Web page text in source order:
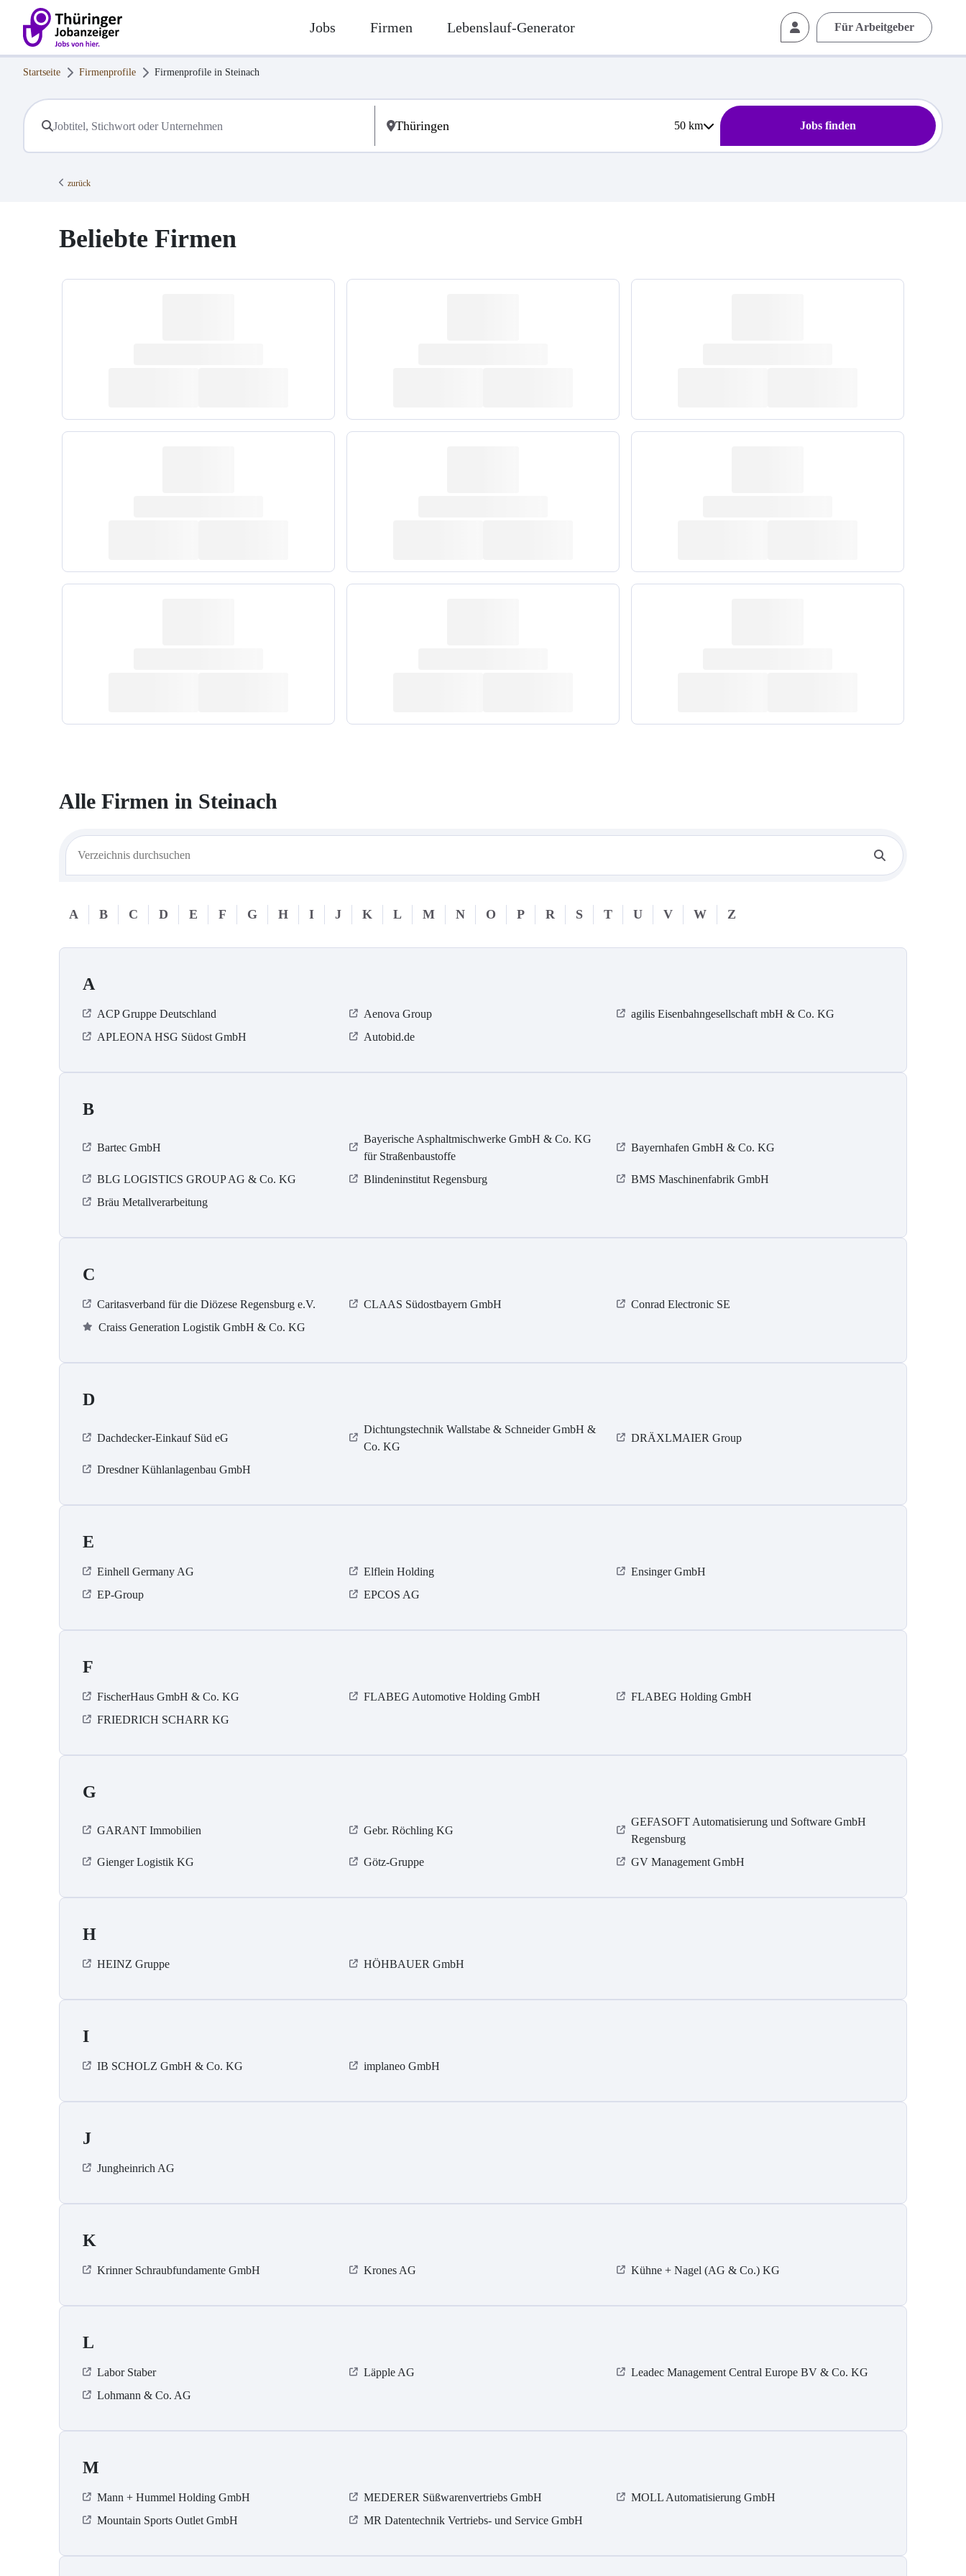
Jobs Firmen Lebenslauf-Generator Für Arbeitgeber
Startseite Firmenprofile Firmenprofile in Steinach
50km Jobs finden
zurück
Beliebte Firmen
Alle Firmen in Steinach
A B C D E F G H I J K L M N O P R S T U V W Z
A
ACP Gruppe Deutschland Aenova Group
agilis Eisenbahngesellschaft mbH & Co. KG
APLEONA HSG Südost GmbH
Autobid.de
B
Bartec GmbH
Bayerische Asphaltmischwerke GmbH & Co. KG
für Straßenbaustoffe
Bayernhafen GmbH & Co. KG
BLG LOGISTICS GROUP AG & Co. KG Blindeninstitut Regensburg
BMS Maschinenfabrik GmbH
Bräu Metallverarbeitung
C
Caritasverband für die Diözese Regensburg e.V. CLAAS Südostbayern GmbH
Conrad Electronic SE
Craiss Generation Logistik GmbH & Co. KG
D
Dachdecker-Einkauf Süd eG
Dichtungstechnik Wallstabe & Schneider GmbH &
Co. KG
DRÄXLMAIER Group
Dresdner Kühlanlagenbau GmbH
E
Einhell Germany AG Elflein Holding
Ensinger GmbH
EP-Group
EPCOS AG
F
FischerHaus GmbH & Co. KG FLABEG Automotive Holding GmbH
FLABEG Holding GmbH
FRIEDRICH SCHARR KG
G
GARANT Immobilien Gebr. Röchling KG
GEFASOFT Automatisierung und Software GmbH
Regensburg
Gienger Logistik KG
Götz-Gruppe GV Management GmbH
H
HEINZ Gruppe HÖHBAUER GmbH
I
IB SCHOLZ GmbH & Co. KG implaneo GmbH
J
Jungheinrich AG
K
Krinner Schraubfundamente GmbH Krones AG Kühne + Nagel (AG & Co.) KG
L
Labor Staber Läpple AG
Leadec Management Central Europe BV & Co. KG
Lohmann & Co. AG
M
Mann + Hummel Holding GmbH MEDERER Süßwarenvertriebs GmbH
MOLL Automatisierung GmbH
Mountain Sports Outlet GmbH
MR Datentechnik Vertriebs- und Service GmbH